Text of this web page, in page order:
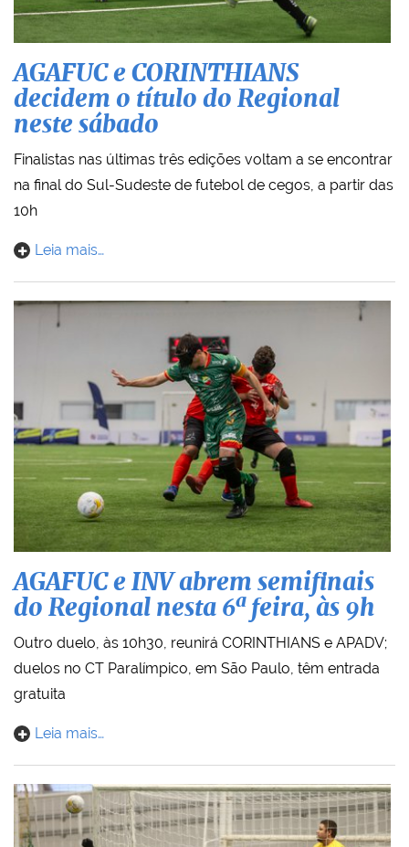
AGAFUC e CORINTHIANS
decidem o título do Regional
neste sábado
Finalistas nas últimas três edições voltam a se encontrar
na final do Sul-Sudeste de futebol de cegos, a partir das
10h
Leia mais…
AGAFUC e INV abrem semifinais
do Regional nesta 6ª feira, às 9h
Outro duelo, às 10h30, reunirá CORINTHIANS e APADV;
duelos no CT Paralímpico, em São Paulo, têm entrada
gratuita
Leia mais…